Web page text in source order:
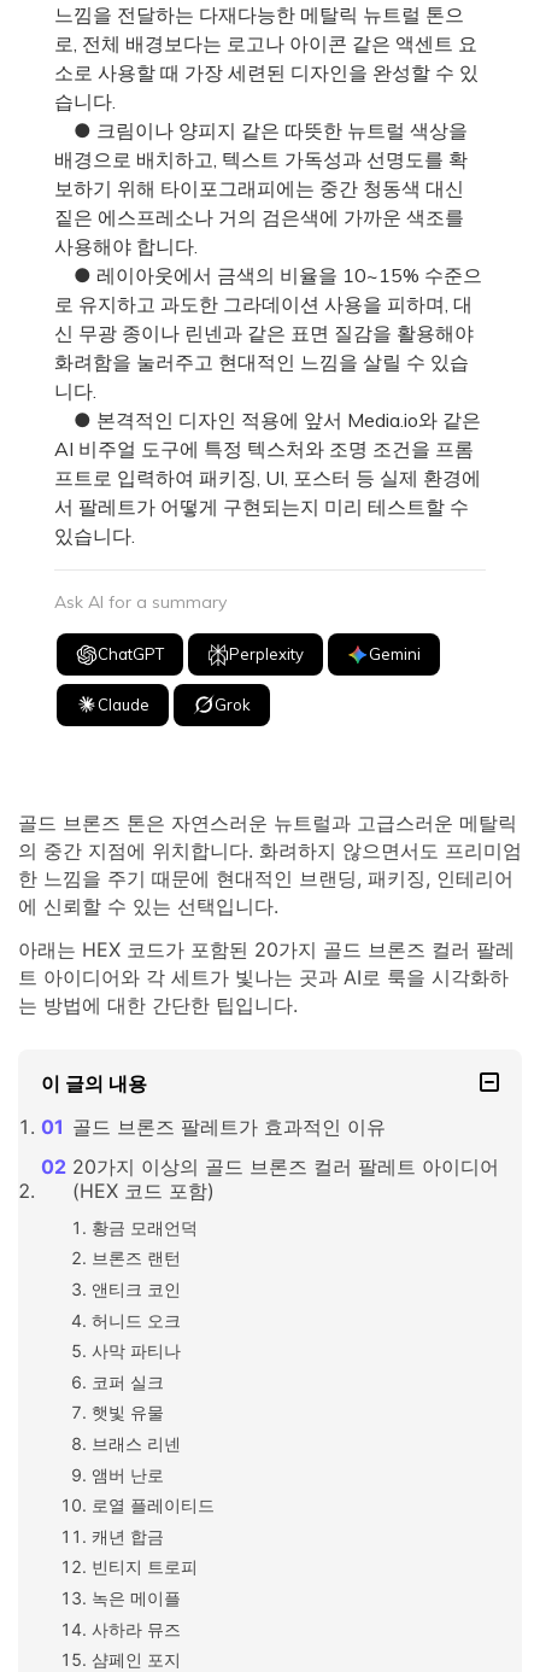
느낌을 전달하는 다재다능한 메탈릭 뉴트럴 톤으
로, 전체 배경보다는 로고나 아이콘 같은 액센트 요
소로 사용할 때 가장 세련된 디자인을 완성할 수 있
습니다.
● 크림이나 양피지 같은 따뜻한 뉴트럴 색상을
배경으로 배치하고, 텍스트 가독성과 선명도를 확
보하기 위해 타이포그래피에는 중간 청동색 대신
짙은 에스프레소나 거의 검은색에 가까운 색조를
사용해야 합니다.
● 레이아웃에서 금색의 비율을 10~15% 수준으
로 유지하고 과도한 그라데이션 사용을 피하며, 대
신 무광 종이나 린넨과 같은 표면 질감을 활용해야
화려함을 눌러주고 현대적인 느낌을 살릴 수 있습
니다.
● 본격적인 디자인 적용에 앞서 Media.io와 같은
AI 비주얼 도구에 특정 텍스처와 조명 조건을 프롬
프트로 입력하여 패키징, UI, 포스터 등 실제 환경에
서 팔레트가 어떻게 구현되는지 미리 테스트할 수
있습니다.
Ask AI for a summary
ChatGPT Perplexity Gemini
Claude Grok
골드 브론즈 톤은 자연스러운 뉴트럴과 고급스러운 메탈릭
의 중간 지점에 위치합니다. 화려하지 않으면서도 프리미엄
한 느낌을 주기 때문에 현대적인 브랜딩, 패키징, 인테리어
에 신뢰할 수 있는 선택입니다.
아래는 HEX 코드가 포함된 20가지 골드 브론즈 컬러 팔레
트 아이디어와 각 세트가 빛나는 곳과 AI로 룩을 시각화하
는 방법에 대한 간단한 팁입니다.
이 글의 내용
골드 브론즈 팔레트가 효과적인 이유
20가지 이상의 골드 브론즈 컬러 팔레트 아이디어
(HEX 코드 포함)
황금 모래언덕
브론즈 랜턴
앤티크 코인
허니드 오크
사막 파티나
코퍼 실크
햇빛 유물
브래스 리넨
앰버 난로
로열 플레이티드
캐년 합금
빈티지 트로피
녹은 메이플
사하라 뮤즈
샴페인 포지